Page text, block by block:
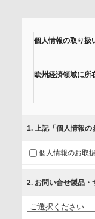
個人情報の取り扱
欧州経済領域に所
組みを行っていま
に取扱い、これら
内等のために利用
情報を提供され
的、管理者、提供
1. 上記「個人情報の
個人情報のお取
2. お問い合せ製品・